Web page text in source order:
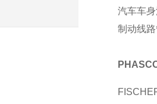
汽车车
制动线